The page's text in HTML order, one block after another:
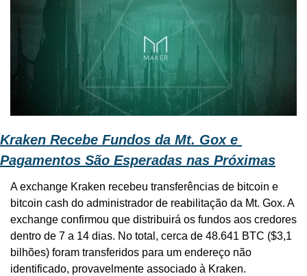
Kraken Recebe Fundos da Mt. Gox e
Pagamentos São Esperadas nas Próximas
A exchange Kraken recebeu transferências de bitcoin e
bitcoin cash do administrador de reabilitação da Mt. Gox. A
exchange confirmou que distribuirá os fundos aos credores
dentro de 7 a 14 dias. No total, cerca de 48.641 BTC ($3,1
bilhões) foram transferidos para um endereço não
identificado, provavelmente associado à Kraken.